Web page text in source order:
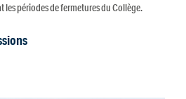
périodes de fermetures du Collège.